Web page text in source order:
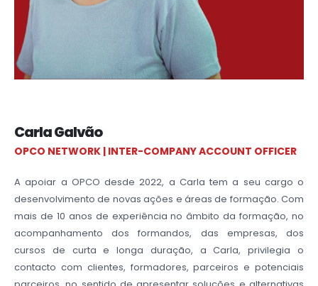
Carla Galvão
OPCO NETWORK | INTER-COMPANY ACCOUNT OFFICER
A apoiar a OPCO desde 2022, a Carla tem a seu cargo o
desenvolvimento de novas ações e áreas de formação. Com
mais de 10 anos de experiência no âmbito da formação, no
acompanhamento dos formandos, das empresas, dos
cursos de curta e longa duração, a Carla, privilegia o
contacto com clientes, formadores, parceiros e potenciais